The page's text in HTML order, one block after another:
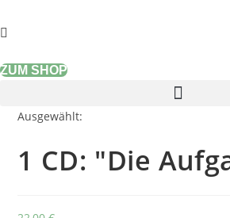
Inhalt
ZUM SHOP
Ausgewählt:
1 CD: "Die